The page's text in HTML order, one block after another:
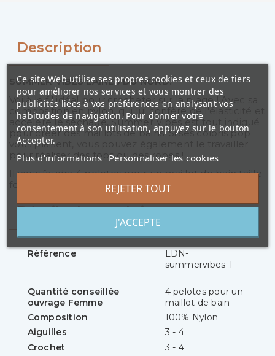
Description
SUMMER VIBES LAINES DU NORD.
Voilà le fil idéal pour crocheter sur la plage ! Avec sa
composition en nylon, qui lui confère de l'élasticité et
accélère le séchage, Summer Vibes est tout indiqué
pour créer des maillots de bains. Si ses coloris pop
vous plaisent, vous pouvez également le travailler
pour réaliser des tops ou des robes !
Il vous faudra 4 pelotes pour un maillot de bain taille
Détails du produit
Référence
LDN-
summervibes-1
Quantité conseillée
ouvrage Femme
4 pelotes pour un
maillot de bain
Composition
100% Nylon
Aiguilles
3 - 4
Crochet
3 - 4
Ce site Web utilise ses propres cookies et ceux de tiers
pour améliorer nos services et vous montrer des
publicités liées à vos préférences en analysant vos
habitudes de navigation. Pour donner votre
consentement à son utilisation, appuyez sur le bouton
Accepter.
Plus d'informations Personnaliser les cookies
REJETER TOUT
J'ACCEPTE